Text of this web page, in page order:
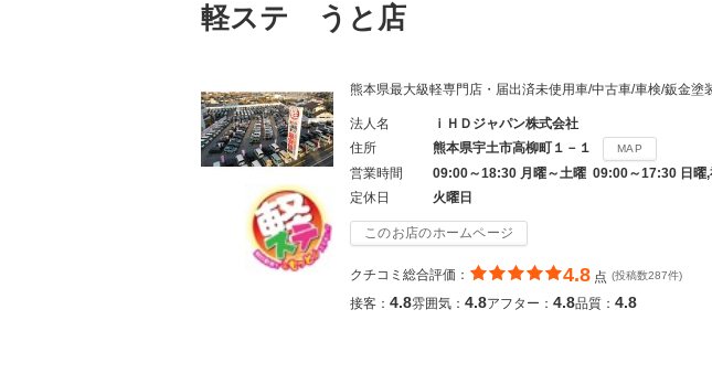
軽ステ うと店
熊本県最大級軽専門店・届出済未使用車/中古車/車検/鈑金塗
法人名
ｉＨＤジャパン株式会社
住所
熊本県宇土市高柳町１－１ MAP
営業時間
09:00～18:30 月曜～土曜 09:00～17:30 日曜,
定休日
火曜日
このお店のホームページ
クチコミ総合評価： 4.8 点 (投稿数287件)
接客： 4.8雰囲気： 4.8アフター： 4.8品質： 4.8